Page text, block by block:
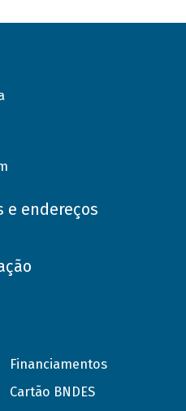
e endereços
Financiamentos
Cartão BNDES